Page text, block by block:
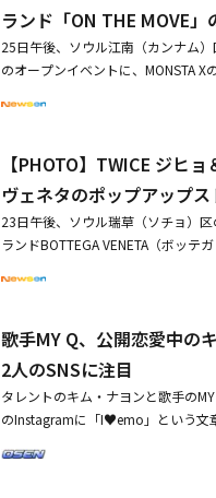
供を育てている。MY Qとは2021年
ランド「ON THE MOVE
25日午後、ソウル江南（カンナム
のオープンイベントに、MONSTA
TA X ミニョク、NAVER NOW․「
ァンに感謝あまりにも多くの愛を受
【PHOTO】TWICE ジヒ
ヴェネタのポップアップス
23日午後、ソウル瑞草（ソチョ）
ランドBOTTEGA VENETA（ボッテ
した。・TWICE ジヒョ、爽やか
歌手MY Q、公開恋愛中の
2人のSNSに注目
タレントのキム・ナヨンと歌手の
のInstagramに「I♥︎emo」という文
に集中しているかと思えば、顔は